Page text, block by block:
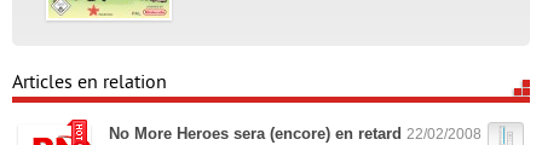
Articles en relation
No More Heroes sera (encore) en retard 22/02/2008